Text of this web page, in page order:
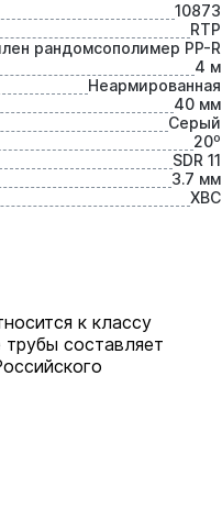
10873
RTP
рандомсополимер PP-R
4 м
Неармированная
40 мм
Серый
20⁰
SDR 11
3.7 мм
ХВС
к классу
составляет